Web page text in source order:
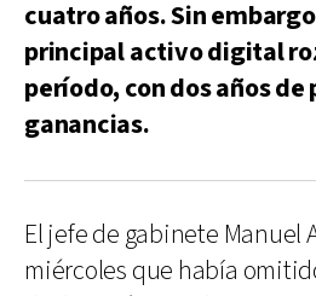
cuatro años. Sin
principal activo digital
período, con dos años
ganancias.
El jefe de gabinete Manuel
miércoles que había